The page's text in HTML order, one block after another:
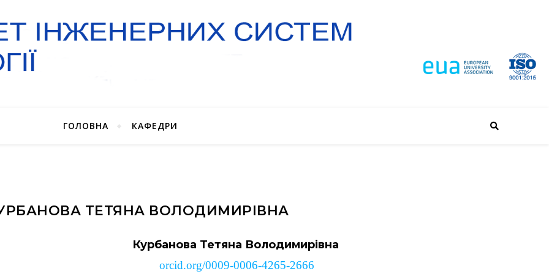
ГОЛОВНА КАФЕДРИ
ТЕТЯНА ВОЛОДИМИРІВНА
Курбанова Тетяна Володимирівна
orcid.org/0009-0006-4265-2666